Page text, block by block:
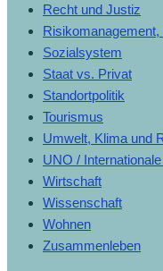
Recht und Justiz
Sozialsystem
Staat vs. Privat
Standortpolitik
Tourismus
Umwelt, Klima und
UNO /
Wirtschaft
Wissenschaft
Wohnen
Zusammenleben